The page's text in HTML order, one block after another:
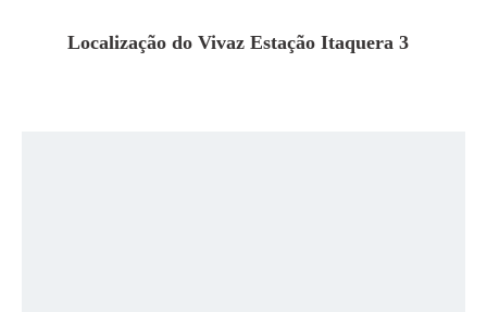
Localização do Vivaz Estação Itaquera 3